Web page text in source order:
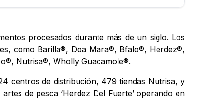
procesados durante más de un siglo. Los
como Barilla®, Doa Mara®, Bfalo®, Herdez®,
Nutrisa®, Wholly Guacamole®.
centros de distribución, 479 tiendas Nutrisa, y
de pesca ‘Herdez Del Fuerte’ operando en